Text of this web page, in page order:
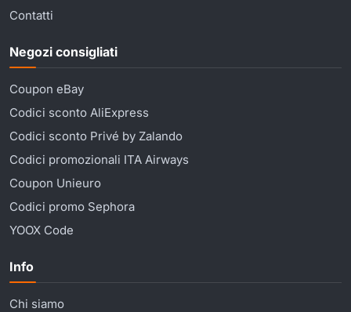
Contatti
Negozi consigliati
Coupon eBay
Codici sconto AliExpress
Codici sconto Privé by Zalando
Codici promozionali ITA Airways
Coupon Unieuro
Codici promo Sephora
YOOX Code
Info
Chi siamo